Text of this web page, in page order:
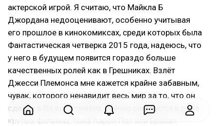
актерской игрой. Я считаю, что Майкла Б
Джордана недооценивают, особенно учитывая
его прошлое в кинокомиксах, среди которых была
Фантастическая четверка 2015 года, надеюсь, что
у него в будущем появится гораздо больше
качественных ролей как в Грешниках. Взлёт
Джесси Племонса мне кажется крайне забавным,
чувак, которого ненавидит весь мир за то, что он
сделал в Во всех тяжких, сейчас снимается в ряде
крутых фильмах, пока Аарон Пол или Брайан